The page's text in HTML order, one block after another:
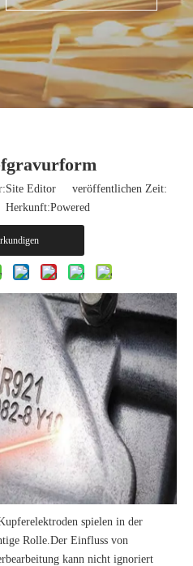
Editor veröffentlichen Zeit:
Powered
spielen in der
Rolle.Der Einfluss von
kann nicht ignoriert